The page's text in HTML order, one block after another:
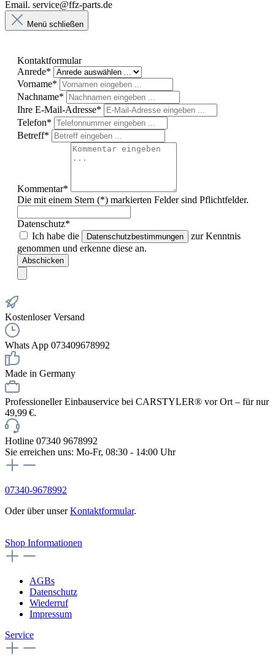
Email. service@ffz-parts.de
Menü schließen
Kontaktformular
Anrede*
Vorname*
Nachname*
Ihre E-Mail-Adresse*
Telefon*
Betreff*
Kommentar*
Die mit einem Stern (*) markierten Felder sind Pflichtfelder.
Datenschutz*
Ich habe die
Datenschutzbestimmungen
zur Kenntnis
genommen und erkenne diese an.
Abschicken
Kostenloser Versand
Whats App 073409678992
Made in Germany
Professioneller Einbauservice bei CARSTYLER® vor Ort – für nur
49,99 €.
Hotline 07340 9678992
Sie erreichen uns: Mo-Fr, 08:30 - 14:00 Uhr
07340-9678992
Oder über unserKontaktformular.
Shop Informationen
AGBs
Datenschutz
Wiederruf
Impressum
Service